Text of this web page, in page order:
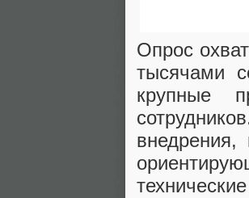
Опрос
тысячами
крупные
внедрения,